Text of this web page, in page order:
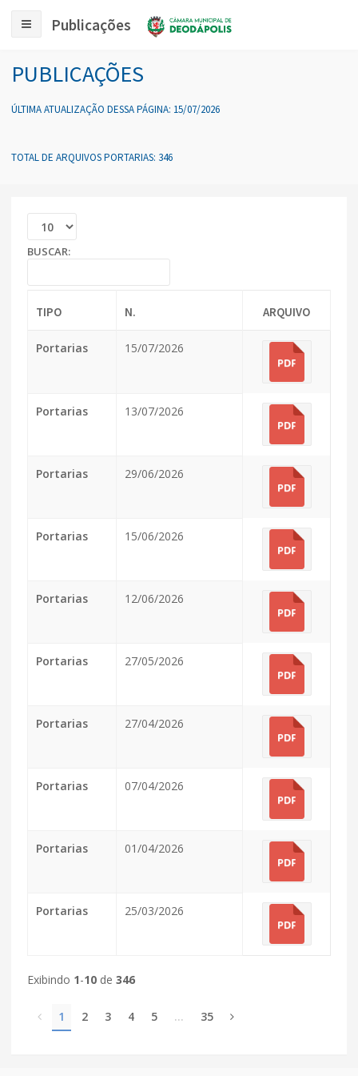
Publicações
PUBLICAÇÕES
ÚLTIMA ATUALIZAÇÃO DESSA PÁGINA: 15/07/2026
TOTAL DE ARQUIVOS PORTARIAS: 346
BUSCAR:
TIPO N. ARQUIVO
Portarias 15/07/2026
Portarias 13/07/2026
Portarias 29/06/2026
Portarias 15/06/2026
Portarias 12/06/2026
Portarias 27/05/2026
Portarias 27/04/2026
Portarias 07/04/2026
Portarias 01/04/2026
Portarias 25/03/2026
Exibindo 1-10 de 346
1 2 3 4 5 … 35